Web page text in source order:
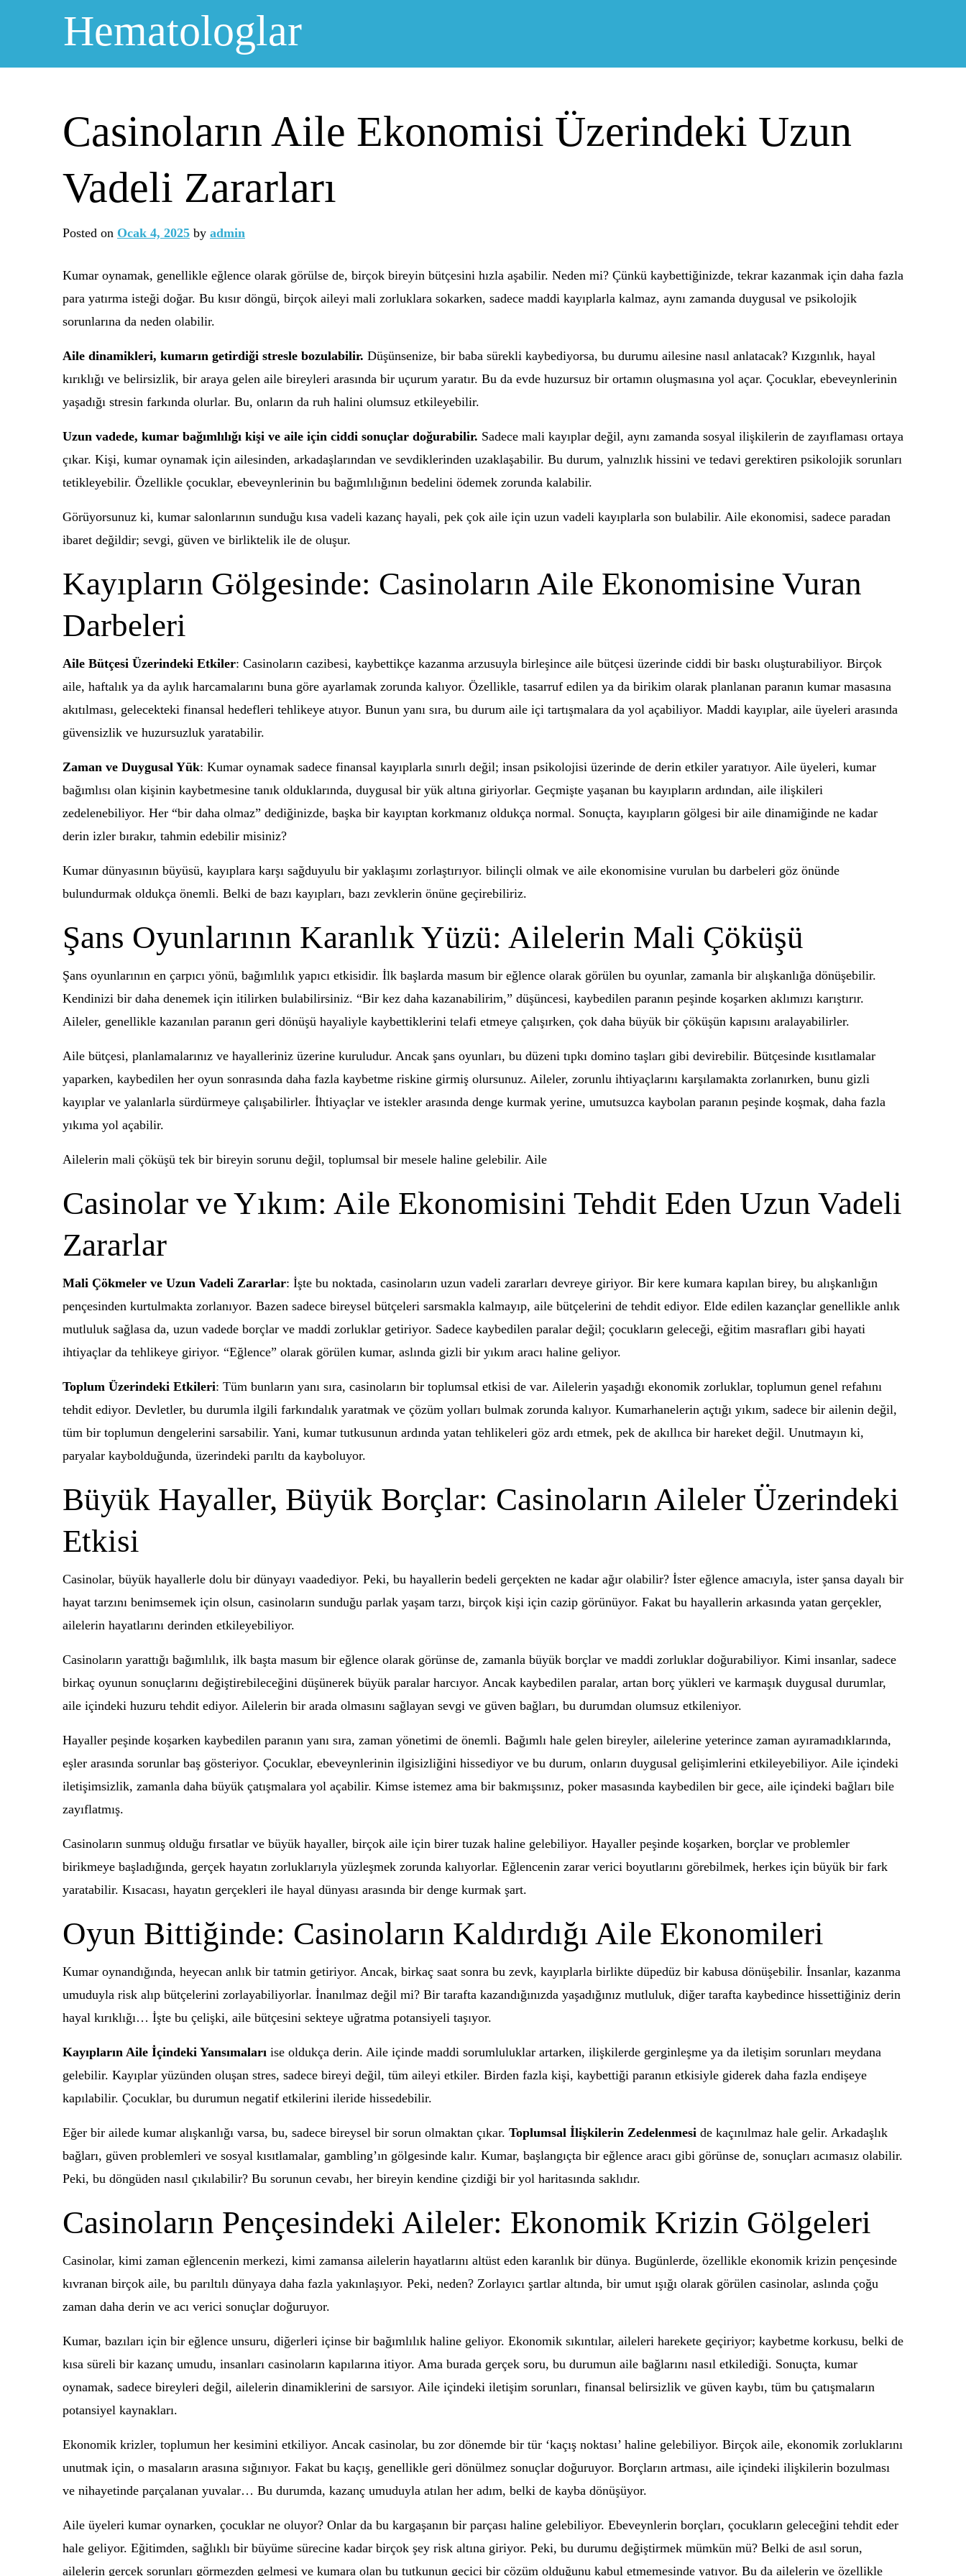
Hematologlar
Casinoların Aile Ekonomisi Üzerindeki Uzun
Vadeli Zararları
Posted on Ocak 4, 2025 by admin
Kumar oynamak, genellikle eğlence olarak görülse de, birçok bireyin bütçesini hızla aşabilir. Neden mi? Çünkü kaybettiğinizde, tekrar kazanmak için daha fazla
para yatırma isteği doğar. Bu kısır döngü, birçok aileyi mali zorluklara sokarken, sadece maddi kayıplarla kalmaz, aynı zamanda duygusal ve psikolojik
sorunlarına da neden olabilir.
Aile dinamikleri, kumarın getirdiği stresle bozulabilir. Düşünsenize, bir baba sürekli kaybediyorsa, bu durumu ailesine nasıl anlatacak? Kızgınlık, hayal
kırıklığı ve belirsizlik, bir araya gelen aile bireyleri arasında bir uçurum yaratır. Bu da evde huzursuz bir ortamın oluşmasına yol açar. Çocuklar, ebeveynlerinin
yaşadığı stresin farkında olurlar. Bu, onların da ruh halini olumsuz etkileyebilir.
Uzun vadede, kumar bağımlılığı kişi ve aile için ciddi sonuçlar doğurabilir. Sadece mali kayıplar değil, aynı zamanda sosyal ilişkilerin de zayıflaması ortaya
çıkar. Kişi, kumar oynamak için ailesinden, arkadaşlarından ve sevdiklerinden uzaklaşabilir. Bu durum, yalnızlık hissini ve tedavi gerektiren psikolojik sorunları
tetikleyebilir. Özellikle çocuklar, ebeveynlerinin bu bağımlılığının bedelini ödemek zorunda kalabilir.
Görüyorsunuz ki, kumar salonlarının sunduğu kısa vadeli kazanç hayali, pek çok aile için uzun vadeli kayıplarla son bulabilir. Aile ekonomisi, sadece paradan
ibaret değildir; sevgi, güven ve birliktelik ile de oluşur.
Kayıpların Gölgesinde: Casinoların Aile Ekonomisine Vuran
Darbeleri
Aile Bütçesi Üzerindeki Etkiler: Casinoların cazibesi, kaybettikçe kazanma arzusuyla birleşince aile bütçesi üzerinde ciddi bir baskı oluşturabiliyor. Birçok
aile, haftalık ya da aylık harcamalarını buna göre ayarlamak zorunda kalıyor. Özellikle, tasarruf edilen ya da birikim olarak planlanan paranın kumar masasına
akıtılması, gelecekteki finansal hedefleri tehlikeye atıyor. Bunun yanı sıra, bu durum aile içi tartışmalara da yol açabiliyor. Maddi kayıplar, aile üyeleri arasında
güvensizlik ve huzursuzluk yaratabilir.
Zaman ve Duygusal Yük: Kumar oynamak sadece finansal kayıplarla sınırlı değil; insan psikolojisi üzerinde de derin etkiler yaratıyor. Aile üyeleri, kumar
bağımlısı olan kişinin kaybetmesine tanık olduklarında, duygusal bir yük altına giriyorlar. Geçmişte yaşanan bu kayıpların ardından, aile ilişkileri
zedelenebiliyor. Her “bir daha olmaz” dediğinizde, başka bir kayıptan korkmanız oldukça normal. Sonuçta, kayıpların gölgesi bir aile dinamiğinde ne kadar
derin izler bırakır, tahmin edebilir misiniz?
Kumar dünyasının büyüsü, kayıplara karşı sağduyulu bir yaklaşımı zorlaştırıyor. bilinçli olmak ve aile ekonomisine vurulan bu darbeleri göz önünde
bulundurmak oldukça önemli. Belki de bazı kayıpları, bazı zevklerin önüne geçirebiliriz.
Şans Oyunlarının Karanlık Yüzü: Ailelerin Mali Çöküşü
Şans oyunlarının en çarpıcı yönü, bağımlılık yapıcı etkisidir. İlk başlarda masum bir eğlence olarak görülen bu oyunlar, zamanla bir alışkanlığa dönüşebilir.
Kendinizi bir daha denemek için itilirken bulabilirsiniz. “Bir kez daha kazanabilirim,” düşüncesi, kaybedilen paranın peşinde koşarken aklımızı karıştırır.
Aileler, genellikle kazanılan paranın geri dönüşü hayaliyle kaybettiklerini telafi etmeye çalışırken, çok daha büyük bir çöküşün kapısını aralayabilirler.
Aile bütçesi, planlamalarınız ve hayalleriniz üzerine kuruludur. Ancak şans oyunları, bu düzeni tıpkı domino taşları gibi devirebilir. Bütçesinde kısıtlamalar
yaparken, kaybedilen her oyun sonrasında daha fazla kaybetme riskine girmiş olursunuz. Aileler, zorunlu ihtiyaçlarını karşılamakta zorlanırken, bunu gizli
kayıplar ve yalanlarla sürdürmeye çalışabilirler. İhtiyaçlar ve istekler arasında denge kurmak yerine, umutsuzca kaybolan paranın peşinde koşmak, daha fazla
yıkıma yol açabilir.
Ailelerin mali çöküşü tek bir bireyin sorunu değil, toplumsal bir mesele haline gelebilir. Aile
Casinolar ve Yıkım: Aile Ekonomisini Tehdit Eden Uzun Vadeli
Zararlar
Mali Çökmeler ve Uzun Vadeli Zararlar: İşte bu noktada, casinoların uzun vadeli zararları devreye giriyor. Bir kere kumara kapılan birey, bu alışkanlığın
pençesinden kurtulmakta zorlanıyor. Bazen sadece bireysel bütçeleri sarsmakla kalmayıp, aile bütçelerini de tehdit ediyor. Elde edilen kazançlar genellikle anlık
mutluluk sağlasa da, uzun vadede borçlar ve maddi zorluklar getiriyor. Sadece kaybedilen paralar değil; çocukların geleceği, eğitim masrafları gibi hayati
ihtiyaçlar da tehlikeye giriyor. “Eğlence” olarak görülen kumar, aslında gizli bir yıkım aracı haline geliyor.
Toplum Üzerindeki Etkileri: Tüm bunların yanı sıra, casinoların bir toplumsal etkisi de var. Ailelerin yaşadığı ekonomik zorluklar, toplumun genel refahını
tehdit ediyor. Devletler, bu durumla ilgili farkındalık yaratmak ve çözüm yolları bulmak zorunda kalıyor. Kumarhanelerin açtığı yıkım, sadece bir ailenin değil,
tüm bir toplumun dengelerini sarsabilir. Yani, kumar tutkusunun ardında yatan tehlikeleri göz ardı etmek, pek de akıllıca bir hareket değil. Unutmayın ki,
paryalar kaybolduğunda, üzerindeki parıltı da kayboluyor.
Büyük Hayaller, Büyük Borçlar: Casinoların Aileler Üzerindeki
Etkisi
Casinolar, büyük hayallerle dolu bir dünyayı vaadediyor. Peki, bu hayallerin bedeli gerçekten ne kadar ağır olabilir? İster eğlence amacıyla, ister şansa dayalı bir
hayat tarzını benimsemek için olsun, casinoların sunduğu parlak yaşam tarzı, birçok kişi için cazip görünüyor. Fakat bu hayallerin arkasında yatan gerçekler,
ailelerin hayatlarını derinden etkileyebiliyor.
Casinoların yarattığı bağımlılık, ilk başta masum bir eğlence olarak görünse de, zamanla büyük borçlar ve maddi zorluklar doğurabiliyor. Kimi insanlar, sadece
birkaç oyunun sonuçlarını değiştirebileceğini düşünerek büyük paralar harcıyor. Ancak kaybedilen paralar, artan borç yükleri ve karmaşık duygusal durumlar,
aile içindeki huzuru tehdit ediyor. Ailelerin bir arada olmasını sağlayan sevgi ve güven bağları, bu durumdan olumsuz etkileniyor.
Hayaller peşinde koşarken kaybedilen paranın yanı sıra, zaman yönetimi de önemli. Bağımlı hale gelen bireyler, ailelerine yeterince zaman ayıramadıklarında,
eşler arasında sorunlar baş gösteriyor. Çocuklar, ebeveynlerinin ilgisizliğini hissediyor ve bu durum, onların duygusal gelişimlerini etkileyebiliyor. Aile içindeki
iletişimsizlik, zamanla daha büyük çatışmalara yol açabilir. Kimse istemez ama bir bakmışsınız, poker masasında kaybedilen bir gece, aile içindeki bağları bile
zayıflatmış.
Casinoların sunmuş olduğu fırsatlar ve büyük hayaller, birçok aile için birer tuzak haline gelebiliyor. Hayaller peşinde koşarken, borçlar ve problemler
birikmeye başladığında, gerçek hayatın zorluklarıyla yüzleşmek zorunda kalıyorlar. Eğlencenin zarar verici boyutlarını görebilmek, herkes için büyük bir fark
yaratabilir. Kısacası, hayatın gerçekleri ile hayal dünyası arasında bir denge kurmak şart.
Oyun Bittiğinde: Casinoların Kaldırdığı Aile Ekonomileri
Kumar oynandığında, heyecan anlık bir tatmin getiriyor. Ancak, birkaç saat sonra bu zevk, kayıplarla birlikte düpedüz bir kabusa dönüşebilir. İnsanlar, kazanma
umuduyla risk alıp bütçelerini zorlayabiliyorlar. İnanılmaz değil mi? Bir tarafta kazandığınızda yaşadığınız mutluluk, diğer tarafta kaybedince hissettiğiniz derin
hayal kırıklığı… İşte bu çelişki, aile bütçesini sekteye uğratma potansiyeli taşıyor.
Kayıpların Aile İçindeki Yansımaları ise oldukça derin. Aile içinde maddi sorumluluklar artarken, ilişkilerde gerginleşme ya da iletişim sorunları meydana
gelebilir. Kayıplar yüzünden oluşan stres, sadece bireyi değil, tüm aileyi etkiler. Birden fazla kişi, kaybettiği paranın etkisiyle giderek daha fazla endişeye
kapılabilir. Çocuklar, bu durumun negatif etkilerini ileride hissedebilir.
Eğer bir ailede kumar alışkanlığı varsa, bu, sadece bireysel bir sorun olmaktan çıkar. Toplumsal İlişkilerin Zedelenmesi de kaçınılmaz hale gelir. Arkadaşlık
bağları, güven problemleri ve sosyal kısıtlamalar, gambling’ın gölgesinde kalır. Kumar, başlangıçta bir eğlence aracı gibi görünse de, sonuçları acımasız olabilir.
Peki, bu döngüden nasıl çıkılabilir? Bu sorunun cevabı, her bireyin kendine çizdiği bir yol haritasında saklıdır.
Casinoların Pençesindeki Aileler: Ekonomik Krizin Gölgeleri
Casinolar, kimi zaman eğlencenin merkezi, kimi zamansa ailelerin hayatlarını altüst eden karanlık bir dünya. Bugünlerde, özellikle ekonomik krizin pençesinde
kıvranan birçok aile, bu parıltılı dünyaya daha fazla yakınlaşıyor. Peki, neden? Zorlayıcı şartlar altında, bir umut ışığı olarak görülen casinolar, aslında çoğu
zaman daha derin ve acı verici sonuçlar doğuruyor.
Kumar, bazıları için bir eğlence unsuru, diğerleri içinse bir bağımlılık haline geliyor. Ekonomik sıkıntılar, aileleri harekete geçiriyor; kaybetme korkusu, belki de
kısa süreli bir kazanç umudu, insanları casinoların kapılarına itiyor. Ama burada gerçek soru, bu durumun aile bağlarını nasıl etkilediği. Sonuçta, kumar
oynamak, sadece bireyleri değil, ailelerin dinamiklerini de sarsıyor. Aile içindeki iletişim sorunları, finansal belirsizlik ve güven kaybı, tüm bu çatışmaların
potansiyel kaynakları.
Ekonomik krizler, toplumun her kesimini etkiliyor. Ancak casinolar, bu zor dönemde bir tür ‘kaçış noktası’ haline gelebiliyor. Birçok aile, ekonomik zorluklarını
unutmak için, o masaların arasına sığınıyor. Fakat bu kaçış, genellikle geri dönülmez sonuçlar doğuruyor. Borçların artması, aile içindeki ilişkilerin bozulması
ve nihayetinde parçalanan yuvalar… Bu durumda, kazanç umuduyla atılan her adım, belki de kayba dönüşüyor.
Aile üyeleri kumar oynarken, çocuklar ne oluyor? Onlar da bu kargaşanın bir parçası haline gelebiliyor. Ebeveynlerin borçları, çocukların geleceğini tehdit eder
hale geliyor. Eğitimden, sağlıklı bir büyüme sürecine kadar birçok şey risk altına giriyor. Peki, bu durumu değiştirmek mümkün mü? Belki de asıl sorun,
ailelerin gerçek sorunları görmezden gelmesi ve kumara olan bu tutkunun geçici bir çözüm olduğunu kabul etmemesinde yatıyor. Bu da ailelerin ve özellikle